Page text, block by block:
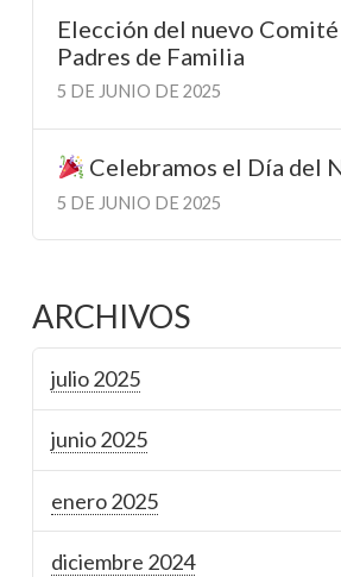
Elección del nuevo
Padres de Familia
5 DE JUNIO DE 2025
Celebramos el Día del
5 DE JUNIO DE 2025
ARCHIVOS
julio 2025
junio 2025
enero 2025
diciembre 2024